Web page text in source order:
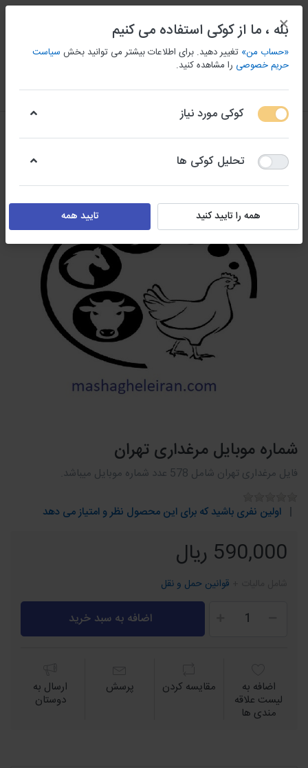
منو ورود/ثبت نام مقايسه كردن علاقه مندی سبد
شماره موبایل مرغداری تهران
فایل مرغداری تهران شامل 578 عدد شماره موبایل میباشد.
اولین نفری باشید که برای این محصول نظر و امتیاز می دهد
590,000 ریال
قوانین حمل و نقل
اضافه به سبد خرید
اضافه به
لیست علاقه
مندی ها
مقايسه كردن پرسش ارسال به
دوستان
×
بله ، ما از کوکی استفاده می کنیم
«حساب من» تغییر دهید. برای اطلاعات بیشتر می توانید بخش سیاست
حریم خصوصی را مشاهده کنید.
کوکی مورد نیاز
تحلیل کوکی ها
همه را تایید کنید تایید همه